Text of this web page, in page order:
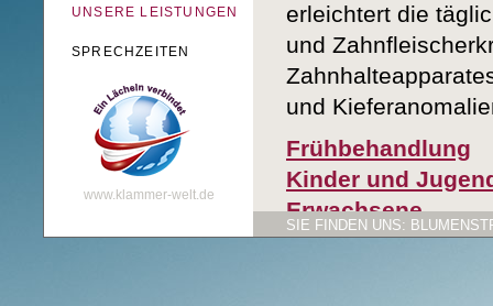
UNSERE LEISTUNGEN
SPRECHZEITEN
www.klammer-welt.de
erleichtert die
und
und
Frühbehandlung
Kinder und
Erwachsene
SIE FINDEN UNS: